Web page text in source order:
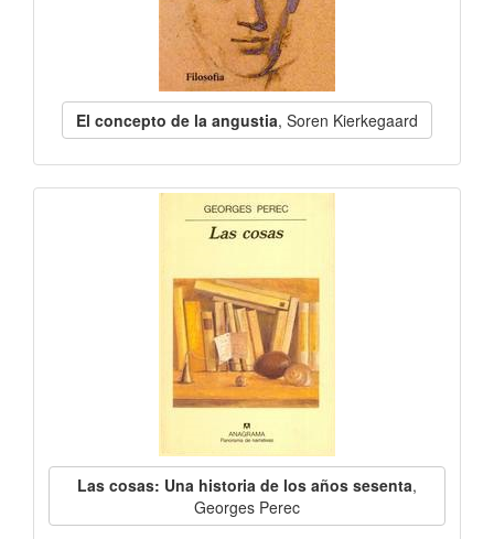
El concepto de la angustia, Soren Kierkegaard
Las cosas: Una historia de los años sesenta,
Georges Perec